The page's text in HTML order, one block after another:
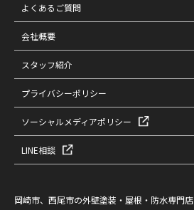
よくあるご質問
会社概要
スタッフ紹介
プライバシーポリシー
ソーシャルメディアポリシー
LINE相談
岡崎市、西尾市の外壁塗装・屋根・防水専門店